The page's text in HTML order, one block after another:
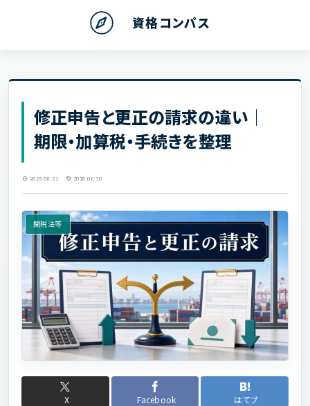
資格コンパス
修正申告と更正の請求の違い｜
期限・加算税・手続きを整理
関税法等
X Facebook はてブ
2025.08.21 2026.07.30